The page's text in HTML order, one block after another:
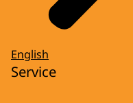
English
Service